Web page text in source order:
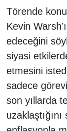
Törende
Kevin
edeceğini
siyasi
etmesini
sadece
son yıllarda